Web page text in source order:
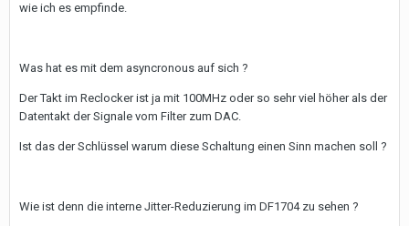
wie ich es empfinde.
Was hat es mit dem asyncronous auf sich ?
Der Takt im Reclocker ist ja mit 100MHz oder so sehr viel höher als der
Datentakt der Signale vom Filter zum DAC.
Ist das der Schlüssel warum diese Schaltung einen Sinn machen soll ?
Wie ist denn die interne Jitter-Reduzierung im DF1704 zu sehen ?